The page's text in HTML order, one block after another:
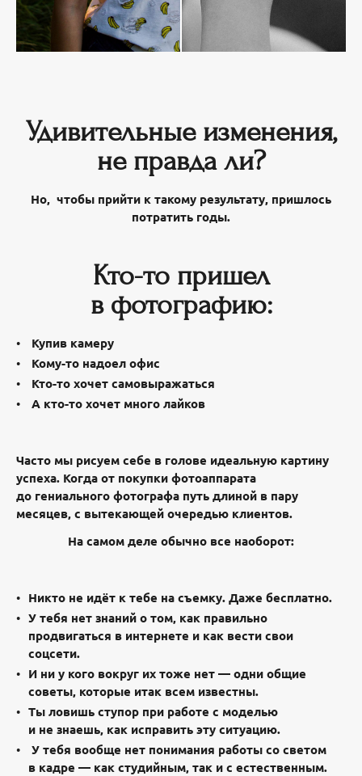
Удивительные изменения,
не правда ли?
Но, чтобы прийти к такому результату, пришлось
потратить годы.
Кто-то пришел
в фотографию:
Купив камеру
Кому-то надоел офис
Кто-то хочет самовыражаться
А кто-то хочет много лайков
Часто мы рисуем себе в голове идеальную картину
успеха. Когда от покупки фотоаппарата
до гениального фотографа путь длиной в пару
месяцев, с вытекающей очередью клиентов.
На самом деле обычно все наоборот:
Никто не идёт к тебе на съемку. Даже бесплатно.
У тебя нет знаний о том, как правильно
продвигаться в интернете и как вести свои
соцсети.
И ни у кого вокруг их тоже нет — одни общие
советы, которые итак всем известны.
Ты ловишь ступор при работе с моделью
и не знаешь, как исправить эту ситуацию.
У тебя вообще нет понимания работы со светом
в кадре — как студийным, так и с естественным.